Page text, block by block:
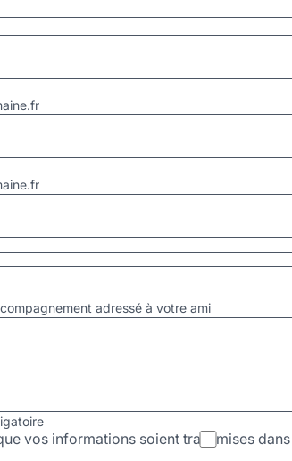
adressé à votre ami
vos informations soient transmises